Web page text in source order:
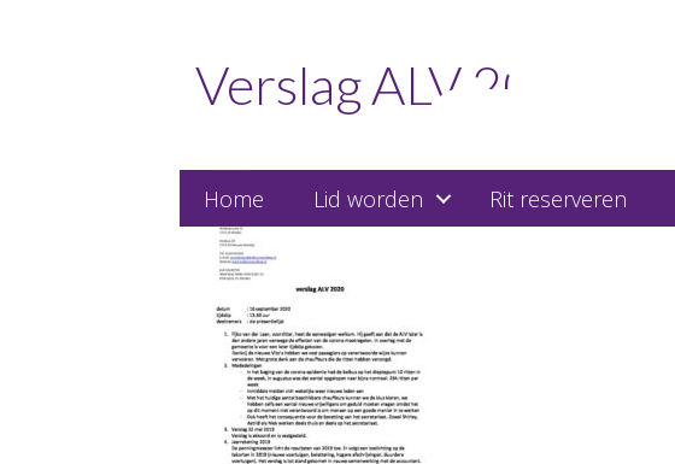
Home Lid worden Rit reserveren
Verslag ALV 2020